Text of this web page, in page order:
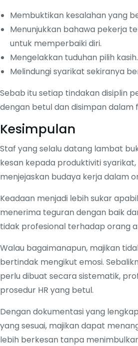
Membuktikan kesalahan yang
Menunjukkan bahawa pekerja
untuk memperbaiki diri.
Mengelakkan tuduhan pilih kasih.
Melindungi syarikat sekiranya
Sebab itu setiap tindakan disiplin
dengan betul dan disimpan dalam
Kesimpulan
Staf yang selalu datang lambat
kesan kepada produktiviti
menjejaskan budaya kerja dalam
Keadaan menjadi lebih sukar
menerima teguran dengan baik
tidak profesional terhadap orang
Walau bagaimanapun, majikan
bertindak mengikut emosi.
perlu dibuat secara sistematik,
prosedur HR yang betul.
Dengan dokumentasi yang
yang sesuai, majikan dapat
lebih berkesan tanpa